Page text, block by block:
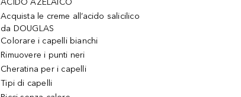
ACIDO AZELAICO
Acquista le creme all’acido salicilico
da DOUGLAS
Colorare i capelli bianchi
Rimuovere i punti neri
Cheratina per i capelli
Tipi di capelli